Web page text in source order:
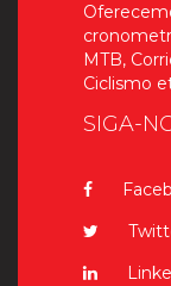
MTB,
Ciclismo
SIGA-